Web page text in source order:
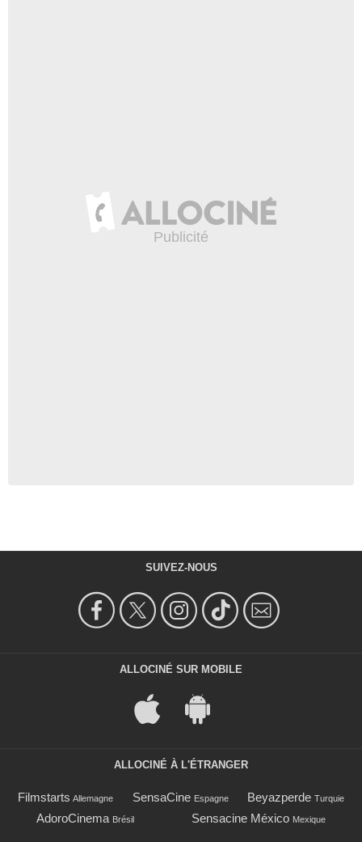
SUIVEZ-NOUS
ALLOCINÉ SUR MOBILE
ALLOCINÉ À L'ÉTRANGER
Filmstarts Allemagne SensaCine Espagne Beyazperde Turquie
AdoroCinema Brésil Sensacine México Mexique